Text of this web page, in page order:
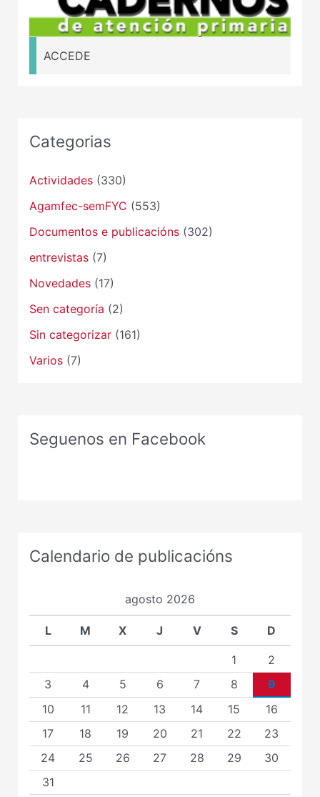
ACCEDE
Categorias
Actividades(330)
Agamfec-semFYC (553)
Documentos e publicacións(302)
entrevistas(7)
Novedades(17)
Sen categoría (2)
Sin categorizar(161)
Varios(7)
Seguenos en Facebook
Calendario de publicacións
agosto 2026
L M X J V S D
1
2
3
4 5 6 7 8
9
10
11 12 13 14 15
16
17
18 19 20 21 22
23
24
25 26 27 28 29
30
31